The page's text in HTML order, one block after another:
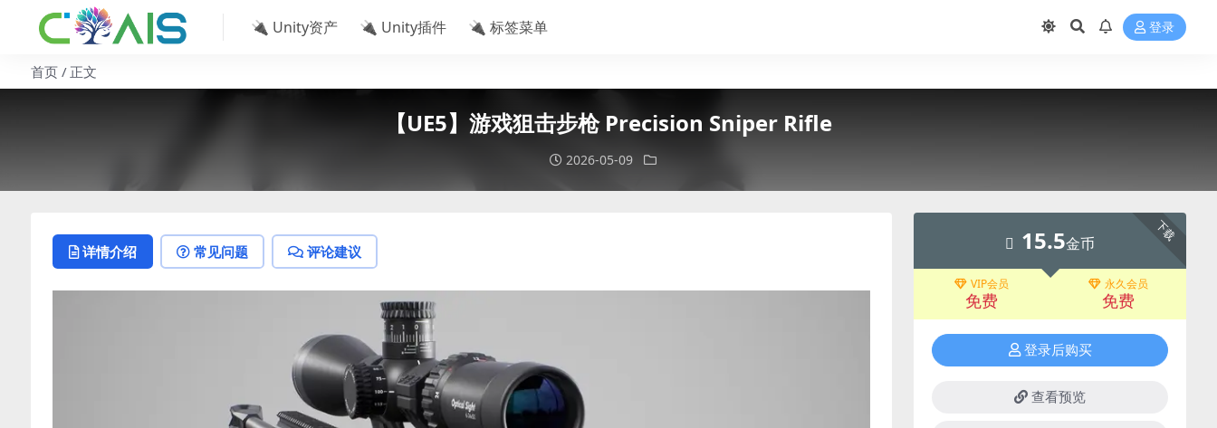
🔌 Unity资产 🔌 Unity插件 🔌 标签菜单 登录
首页 正文
【UE5】游戏狙击步枪 Precision Sniper Rifle
2026-05-09
详情介绍 常见问题 评论建议
下载
15.5金币
VIP会员
免费
永久会员
免费
登录后购买
查看预览